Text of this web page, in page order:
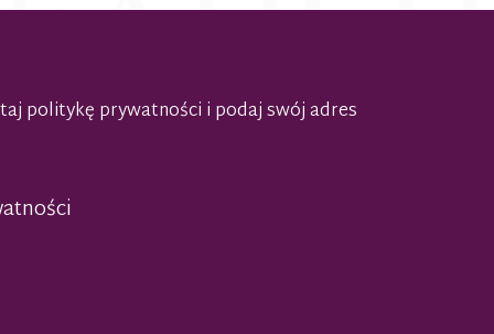
politykę prywatności i podaj swój adres